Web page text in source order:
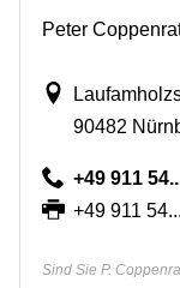
Peter
90482
+49 911
+49 911 54...
Sind Sie P.